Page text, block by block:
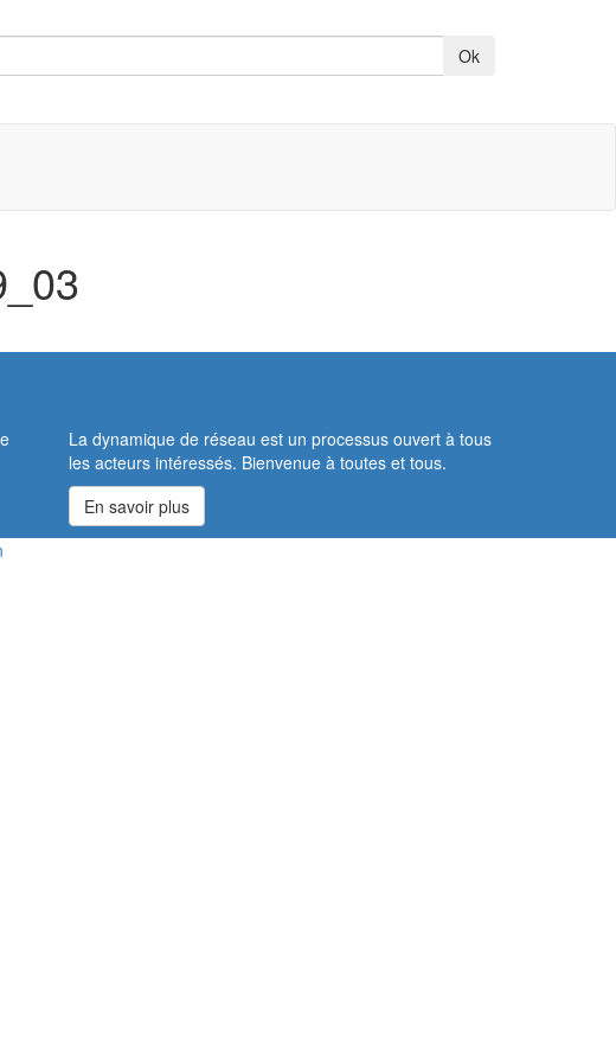
La dynamique de réseau est un processus ouvert à tous
les acteurs intéressés. Bienvenue à toutes et tous.
En savoir plus